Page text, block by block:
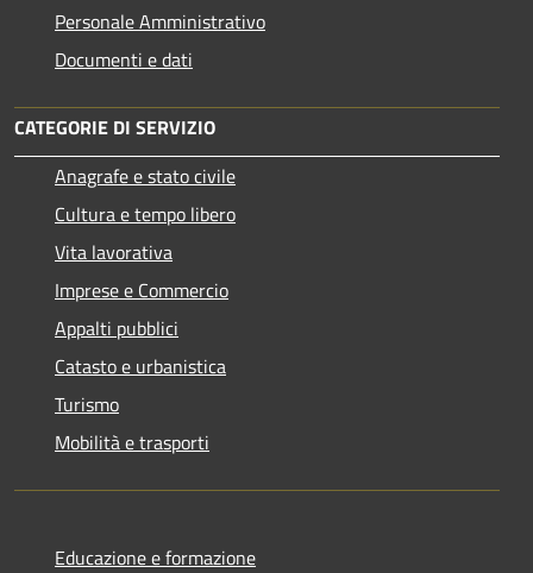
Personale Amministrativo
Documenti e dati
CATEGORIE DI SERVIZIO
Anagrafe e stato civile
Cultura e tempo libero
Vita lavorativa
Imprese e Commercio
Appalti pubblici
Catasto e urbanistica
Turismo
Mobilità e trasporti
Educazione e formazione